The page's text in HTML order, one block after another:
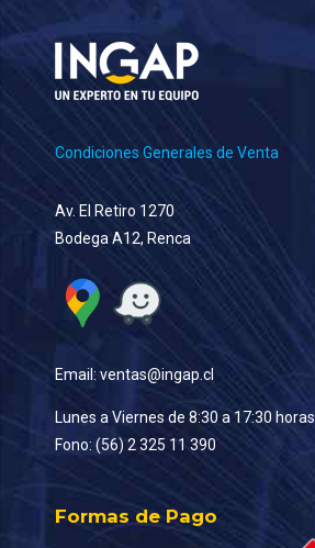
Condiciones Generales de Venta
Av. El Retiro 1270
Bodega A12, Renca
Email: ventas@ingap.cl
Lunes a Viernes de 8:30 a 17:30 horas
Fono: (56) 2 325 11 390
Formas de Pago